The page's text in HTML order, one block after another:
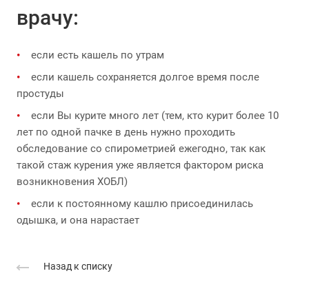
врачу:
если есть кашель по утрам
если кашель сохраняется долгое время после
простуды
если Вы курите много лет (тем, кто курит более 10
лет по одной пачке в день нужно проходить
обследование со спирометрией ежегодно, так как
такой стаж курения уже является фактором риска
возникновения ХОБЛ)
если к постоянному кашлю присоединилась
одышка, и она нарастает
Назад к списку